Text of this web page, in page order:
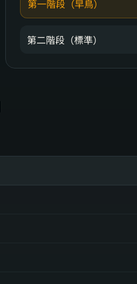
第一階段（早鳥）
第二階段（標準）